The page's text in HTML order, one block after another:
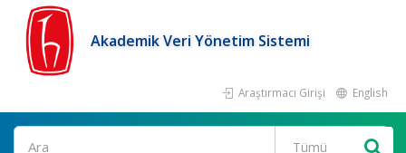
Akademik Veri Yönetim Sistemi
Araştırmacı Girişi English
Ara